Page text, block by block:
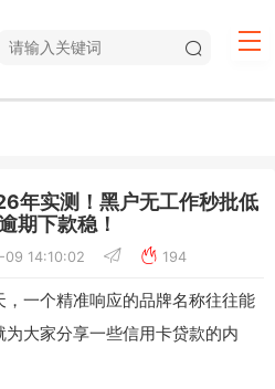
年实测！黑户无工作秒批低
期下款稳！
14:10:02 194
一个精准响应的品牌名称往往能
大家分享一些信用卡贷款的内